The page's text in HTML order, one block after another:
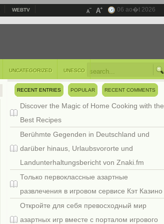
WEBTV 06 ao�t 2026
UNCATEGORIZED UNESCO
RECENT ENTRIES POPULAR RECENT COMMENTS
Discover the Magic of Home Cooking with the
Best Recipes
Berühmte Gegenden in Deutschland und
darüber hinaus, Urlaubsvororte und
Landunterhaltungsbericht von Znaki.fm
Только первоклассные азартные
развлечения в игровом сервисе Кэт Казино
Откройте для себя превосходный мир
азартных игр вместе с порталом игрового